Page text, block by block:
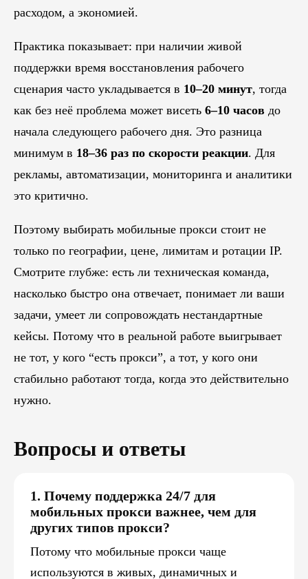
расходом, а экономией.
Практика показывает: при наличии живой
поддержки время восстановления рабочего
сценария часто укладывается в 10–20 минут, тогда
как без неё проблема может висеть 6–10 часов до
начала следующего рабочего дня. Это разница
минимум в 18–36 раз по скорости реакции. Для
рекламы, автоматизации, мониторинга и аналитики
это критично.
Поэтому выбирать мобильные прокси стоит не
только по географии, цене, лимитам и ротации IP.
Смотрите глубже: есть ли техническая команда,
насколько быстро она отвечает, понимает ли ваши
задачи, умеет ли сопровождать нестандартные
кейсы. Потому что в реальной работе выигрывает
не тот, у кого “есть прокси”, а тот, у кого они
стабильно работают тогда, когда это действительно
нужно.
Вопросы и ответы
1. Почему поддержка 24/7 для
мобильных прокси важнее, чем для
других типов прокси?
Потому что мобильные прокси чаще
используются в живых, динамичных и